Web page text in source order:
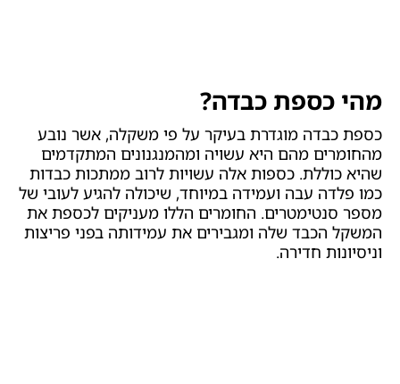
מהי כספת כבדה?
כספת כבדה מוגדרת בעיקר על פי משקלה, אשר נובע
מהחומרים מהם היא עשויה ומהמנגנונים המתקדמים
שהיא כוללת. כספות אלה עשויות לרוב ממתכות כבדות
כמו פלדה עבה ועמידה במיוחד, שיכולה להגיע לעובי של
מספר סנטימטרים. החומרים הללו מעניקים לכספת את
המשקל הכבד שלה ומגבירים את עמידותה בפני פריצות
וניסיונות חדירה.